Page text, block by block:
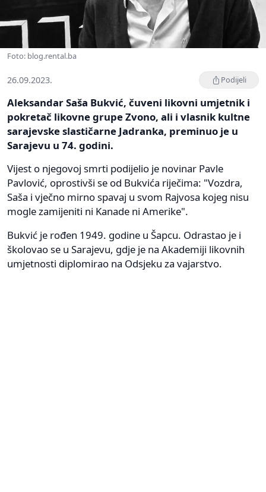
Foto: blog.rental.ba
26.09.2023. Podijeli
Aleksandar Saša Bukvić, čuveni likovni umjetnik i
pokretač likovne grupe Zvono, ali i vlasnik kultne
sarajevske slastičarne Jadranka, preminuo je u
Sarajevu u 74. godini.
Vijest o njegovoj smrti podijelio je novinar Pavle
Pavlović, oprostivši se od Bukvića riječima: "Vozdra,
Saša i vječno mirno spavaj u svom Rajvosa kojeg nisu
mogle zamijeniti ni Kanade ni Amerike".
Bukvić je rođen 1949. godine u Šapcu. Odrastao je i
školovao se u Sarajevu, gdje je na Akademiji likovnih
umjetnosti diplomirao na Odsjeku za vajarstvo.